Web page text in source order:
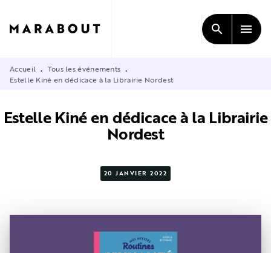
CONTENU
search menu
Accueil • Tous les événements •
Estelle Kiné en dédicace à la Librairie Nordest
Estelle Kiné en dédicace à la Librairie
Nordest
20 JANVIER 2022